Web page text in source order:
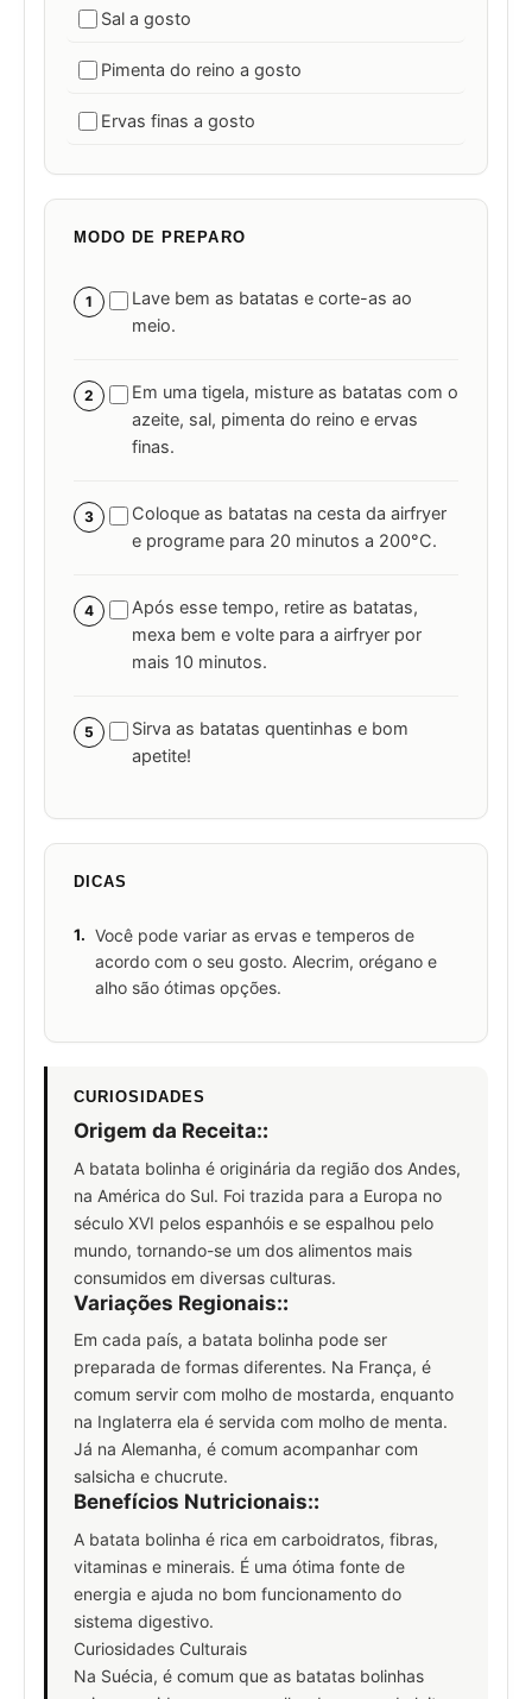
Sal a gosto
Pimenta do reino a gosto
Ervas finas a gosto
MODO DE PREPARO
1
Lave bem as batatas e corte-as ao
meio.
2
Em uma tigela, misture as batatas com o
azeite, sal, pimenta do reino e ervas
finas.
3
Coloque as batatas na cesta da airfryer
e programe para 20 minutos a 200°C.
4
Após esse tempo, retire as batatas,
mexa bem e volte para a airfryer por
mais 10 minutos.
5
Sirva as batatas quentinhas e bom
apetite!
DICAS
1. Você pode variar as ervas e temperos de
acordo com o seu gosto. Alecrim, orégano e
alho são ótimas opções.
CURIOSIDADES
Origem da Receita::
A batata bolinha é originária da região dos Andes,
na América do Sul. Foi trazida para a Europa no
século XVI pelos espanhóis e se espalhou pelo
mundo, tornando-se um dos alimentos mais
consumidos em diversas culturas.
Variações Regionais::
Em cada país, a batata bolinha pode ser
preparada de formas diferentes. Na França, é
comum servir com molho de mostarda, enquanto
na Inglaterra ela é servida com molho de menta.
Já na Alemanha, é comum acompanhar com
salsicha e chucrute.
Benefícios Nutricionais::
A batata bolinha é rica em carboidratos, fibras,
vitaminas e minerais. É uma ótima fonte de
energia e ajuda no bom funcionamento do
sistema digestivo.
Curiosidades Culturais
Na Suécia, é comum que as batatas bolinhas